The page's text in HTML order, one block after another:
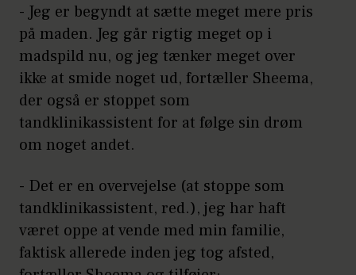
- Jeg er begyndt at sætte meget mere pris
på maden. Jeg går rigtig meget op i
madspild nu, og jeg tænker meget over
ikke at smide noget ud, fortæller Sheema,
der også er stoppet som
tandklinikassistent for at følge sin drøm
om noget andet.
- Det er en overvejelse (at stoppe som
tandklinikassistent, red.), jeg har haft
været oppe at vende med min familie,
faktisk allerede inden jeg tog afsted,